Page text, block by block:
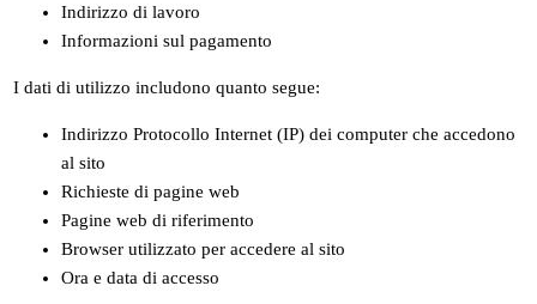
Indirizzo di lavoro
Informazioni sul pagamento
I dati di utilizzo includono quanto segue:
Indirizzo Protocollo Internet (IP) dei computer che accedono
al sito
Richieste di pagine web
Pagine web di riferimento
Browser utilizzato per accedere al sito
Ora e data di accesso